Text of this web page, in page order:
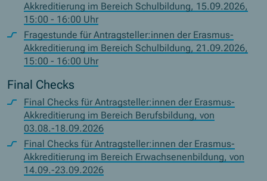
Akkreditierung im Bereich Schulbildung, 15.09.2026,
15:00 - 16:00 Uhr
Fragestunde für Antragsteller:innen der Erasmus-
Akkreditierung im Bereich Schulbildung, 21.09.2026,
15:00 - 16:00 Uhr
Final Checks
Final Checks für Antragsteller:innen der Erasmus-
Akkreditierung im Bereich Berufsbildung, von
03.08.-18.09.2026
Final Checks für Antragsteller:innen der Erasmus-
Akkreditierung im Bereich Erwachsenenbildung, von
14.09.-23.09.2026